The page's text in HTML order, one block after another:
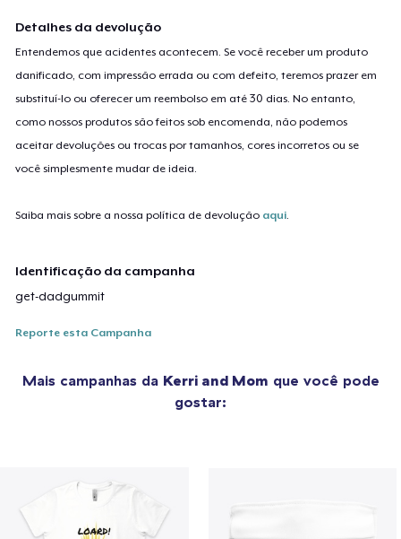
Detalhes da devolução
Entendemos que acidentes acontecem. Se você receber um produto
danificado, com impressão errada ou com defeito, teremos prazer em
substituí-lo ou oferecer um reembolso em até 30 dias. No entanto,
como nossos produtos são feitos sob encomenda, não podemos
aceitar devoluções ou trocas por tamanhos, cores incorretos ou se
você simplesmente mudar de ideia.
Saiba mais sobre a nossa política de devolução aqui
Identificação da campanha
get-dadgummit
Reporte esta Campanha
Mais campanhas da Kerri and Mom que você pode
gostar: